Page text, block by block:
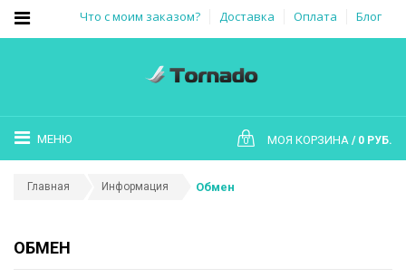
Что с моим заказом? Доставка Оплата Блог
МЕНЮ 0 МОЯ КОРЗИНА 0 РУБ.
Главная Информация Обмен
ОБМЕН